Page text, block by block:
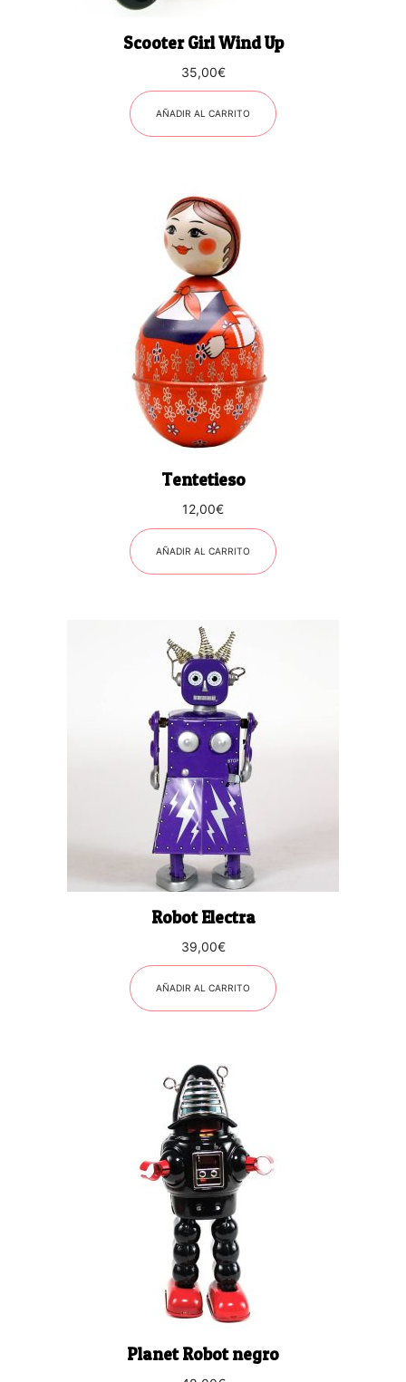
Scooter Girl Wind Up
35,00€
AÑADIR AL CARRITO
Tentetieso
12,00€
AÑADIR AL CARRITO
Robot Electra
39,00€
AÑADIR AL CARRITO
Planet Robot negro